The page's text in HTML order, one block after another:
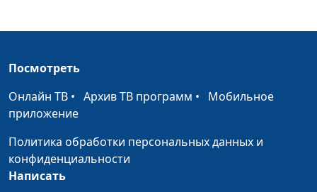
Оксана Трусюк, Сергей
Безмятежность Елена Власик
Время
Посмотреть
Онлайн ТВ • Архив ТВ программ • Мобильное
приложение
Политика обработки персональных данных и
конфиденциальности
Написать